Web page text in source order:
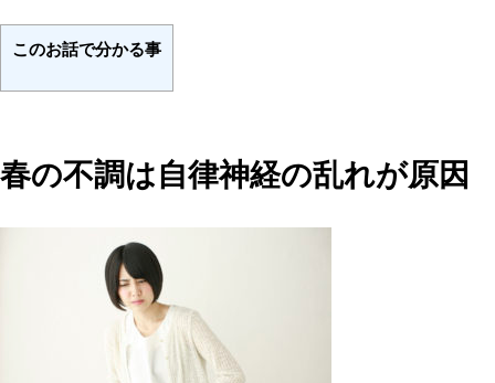
このお話で分かる事
春の不調は自律神経の乱れが原因